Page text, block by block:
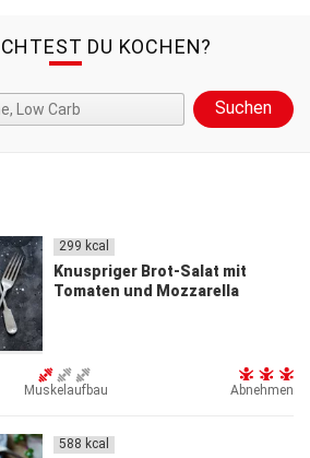
DU KOCHEN?
299 kcal
Knuspriger Brot-Salat mit
Tomaten und Mozzarella
Muskelaufbau Abnehmen
588 kcal